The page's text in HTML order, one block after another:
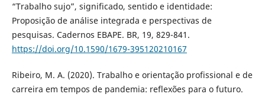
“Trabalho sujo”, significado, sentido e identidade:
Proposição de análise integrada e perspectivas de
pesquisas. Cadernos EBAPE. BR, 19, 829-841.
https://doi.org/10.1590/1679-395120210167
Ribeiro, M. A. (2020). Trabalho e orientação profissional e de
carreira em tempos de pandemia: reflexões para o futuro.